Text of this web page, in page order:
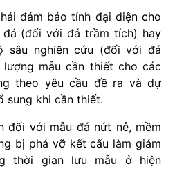
đảm bảo tính đại diện cho
(đối với đá trầm tích) hay
sâu nghiên cứu (đối với đá
mẫu cần thiết cho các
theo yêu cầu đề ra và dự
sung khi cần thiết.
đối với mẫu đá nứt nẻ, mềm
bị phá vỡ kết cấu làm giảm
thời gian lưu mẫu ở hiện